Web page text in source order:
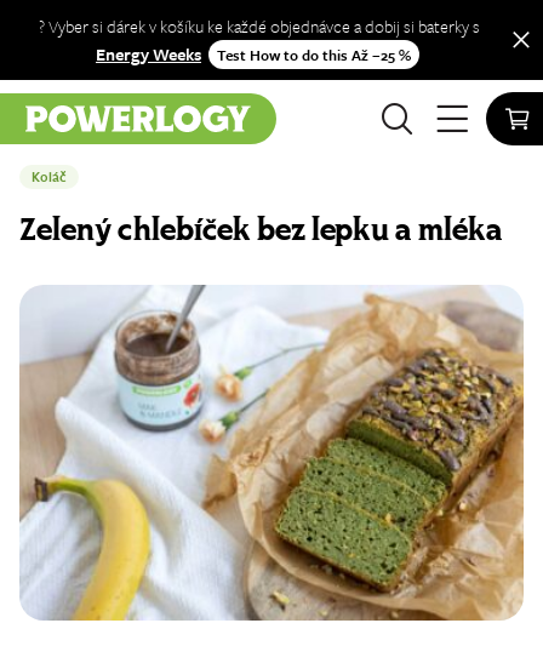
? Vyber si dárek v košíku ke každé objednávce a dobij si baterky s
Energy Weeks
Test How to do this Až −25 %
Úvod Blog Koláč
Koláč
Zelený chlebíček bez lepku a mléka